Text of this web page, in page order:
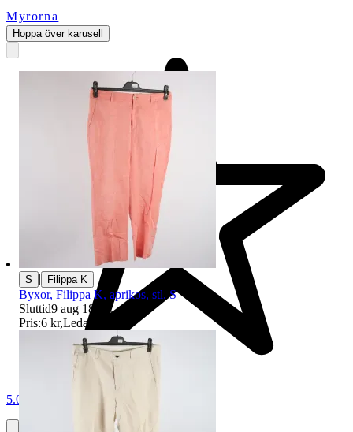
Myrorna
5.0
Hoppa över karusell
S | Filippa K
Byxor, Filippa K, aprikos, stl. S
Sluttid9 aug 18:53 .
Pris:6 kr,Ledande bud